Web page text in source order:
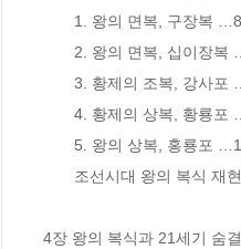
4장 왕의 복식과 21세기 숨결